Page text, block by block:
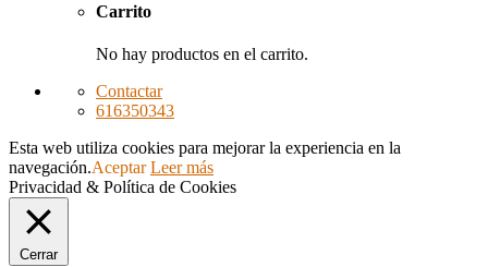
Carrito
No hay productos en el carrito.
Contactar
616350343
Esta web utiliza cookies para mejorar la experiencia en la
navegación.Aceptar Leer más
Privacidad & Política de Cookies
Cerrar